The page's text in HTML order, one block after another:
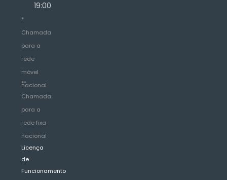
19:00
*
Chamada
para a
rede
móvel
nacional
**
Chamada
para a
rede fixa
nacional
Licença
de
Funcionamento